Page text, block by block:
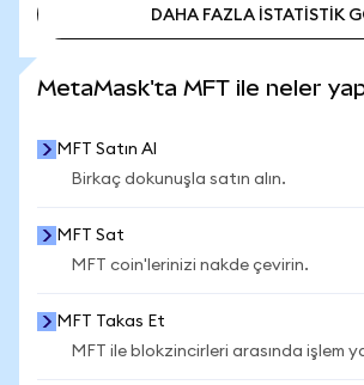
DAHA FAZLA İSTATİSTİK
MetaMask'ta MFT ile neler
MFT Satın Al
Birkaç dokunuşla satın alın.
MFT Sat
MFT coin'lerinizi nakde çevirin.
MFT Takas Et
MFT ile blokzincirleri arasında işlem